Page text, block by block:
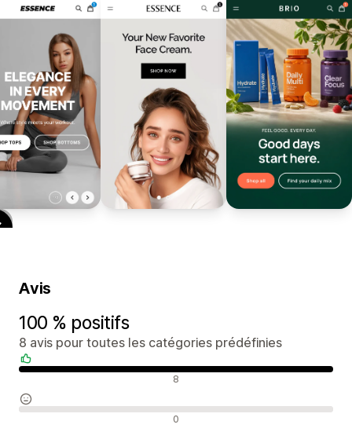
Avis
100 % positifs
8 avis pour toutes les catégories prédéfinies
8
0